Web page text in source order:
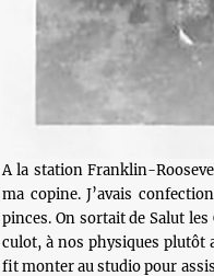
A la station Franklin-
ma copine. J’avais
pinces. On sortait de Salut
culot, à nos physiques plutôt
fit monter au studio pour